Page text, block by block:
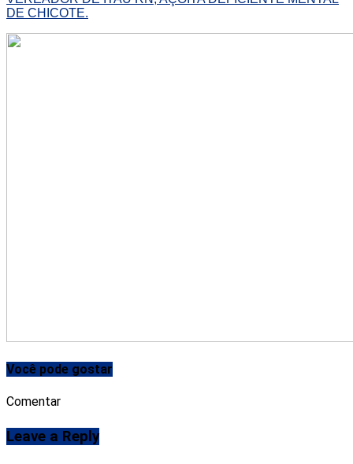
DE CHICOTE.
Você pode gostar
Comentar
Leave a Reply